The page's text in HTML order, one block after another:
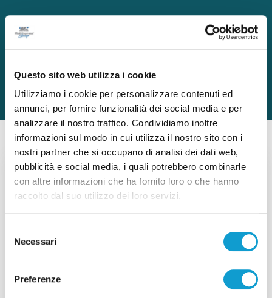
Questo sito web utilizza i cookie
Utilizziamo i cookie per personalizzare contenuti ed
annunci, per fornire funzionalità dei social media e per
analizzare il nostro traffico. Condividiamo inoltre
informazioni sul modo in cui utilizza il nostro sito con i
nostri partner che si occupano di analisi dei dati web,
pubblicità e social media, i quali potrebbero combinarle
con altre informazioni che ha fornito loro o che hanno
raccolto dal suo utilizzo dei loro servizi.
delNecessari
Preferenze
Solexpert Srl